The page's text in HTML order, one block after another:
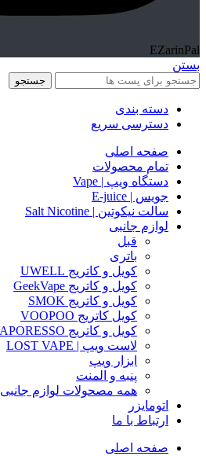
EZarinPal
بستن
جستجو
دسته بندی
دسترسی سریع
صفحه اصلی
تمام محصولات
دستگاه ویپ | Vape
جویس | E-juice
سالت نیکوتین | Salt Nicotine
لوازم جانبی
قبل
باتری
کویل و کاتریج UWELL
کویل و کاتریج GeekVape
کویل و کاتریج SMOK
کویل کاتریج VOOPOO
کویل و کاتریج VAPORESSO
لاست ویپ | LOST VAPE
ابزار ویپ
پنبه و المنت
همه مصحولات لوازم جانبی
اتومایزر
ارتباط با ما
صفحه اصلی